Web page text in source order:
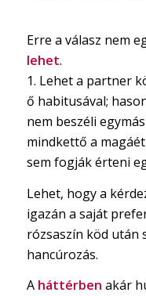
Erre a válasz nem
lehet.
1. Lehet a partner
ő habitusával;
nem beszéli
mindkettő a
sem fogják érteni
Lehet, hogy a
igazán a saját
rózsaszín köd után
hancúrozás.
A háttérben akár